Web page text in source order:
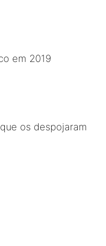
em 2019
os despojaram